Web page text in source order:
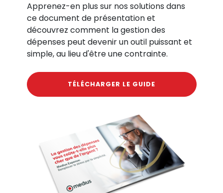
Apprenez-en plus sur nos solutions dans
ce document de présentation et
découvrez comment la gestion des
dépenses peut devenir un outil puissant et
simple, au lieu d'être une contrainte.
TÉLÉCHARGER LE GUIDE